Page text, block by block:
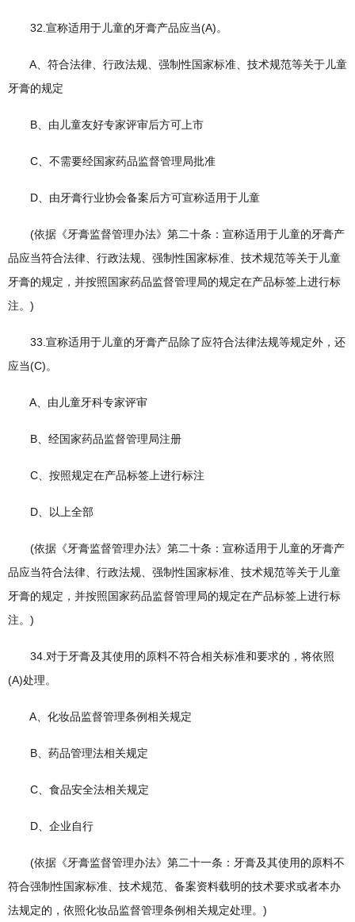
32.宣称适用于儿童的牙膏产品应当(A)。
A、符合法律、行政法规、强制性国家标准、技术规范等关于儿童
牙膏的规定
B、由儿童友好专家评审后方可上市
C、不需要经国家药品监督管理局批准
D、由牙膏行业协会备案后方可宣称适用于儿童
(依据《牙膏监督管理办法》第二十条：宣称适用于儿童的牙膏产
品应当符合法律、行政法规、强制性国家标准、技术规范等关于儿童
牙膏的规定，并按照国家药品监督管理局的规定在产品标签上进行标
注。)
33.宣称适用于儿童的牙膏产品除了应符合法律法规等规定外，还
应当(C)。
A、由儿童牙科专家评审
B、经国家药品监督管理局注册
C、按照规定在产品标签上进行标注
D、以上全部
(依据《牙膏监督管理办法》第二十条：宣称适用于儿童的牙膏产
品应当符合法律、行政法规、强制性国家标准、技术规范等关于儿童
牙膏的规定，并按照国家药品监督管理局的规定在产品标签上进行标
注。)
34.对于牙膏及其使用的原料不符合相关标准和要求的，将依照
(A)处理。
A、化妆品监督管理条例相关规定
B、药品管理法相关规定
C、食品安全法相关规定
D、企业自行
(依据《牙膏监督管理办法》第二十一条：牙膏及其使用的原料不
符合强制性国家标准、技术规范、备案资料载明的技术要求或者本办
法规定的，依照化妆品监督管理条例相关规定处理。)